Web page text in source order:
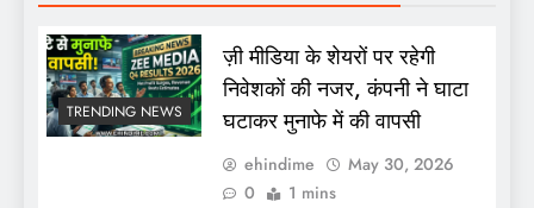
TRENDING NEWS
ज़ी मीडिया के शेयरों पर रहेगी
निवेशकों की नजर, कंपनी ने घाटा
घटाकर मुनाफे में की वापसी
ehindime
May 30, 2026
0
1 mins